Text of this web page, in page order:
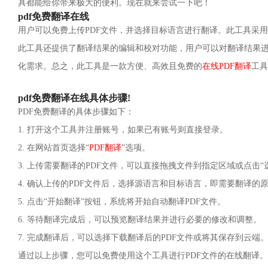
具都能给你带来极大的便利。现在就来尝试一下吧！
pdf免费翻译在线
用户可以免费上传PDF文件，并选择目标语言进行翻译。此工具采
此工具还提供了翻译结果的编辑和校对功能，用户可以对翻译结
化需求。总之，此工具是一款方便、高效且免费的在线PDF翻译工
pdf免费翻译在线具体步骤!
PDF免费翻译的具体步骤如下：
1. 打开这个工具并注册账号，如果已有账号则直接登录。
2. 在网站首页选择“PDF翻译”选项。
3. 上传需要翻译的PDF文件，可以直接拖拽文件到指定区域或点击“
4. 确认上传的PDF文件后，选择源语言和目标语言，即需要翻译的
5. 点击“开始翻译”按钮，系统将开始自动翻译PDF文件。
6. 等待翻译完成后，可以预览翻译结果并进行必要的修改和调整。
7. 完成翻译后，可以选择下载翻译后的PDF文件或将其保存到云端。
通过以上步骤，您可以免费使用这个工具进行PDF文件的在线翻译。